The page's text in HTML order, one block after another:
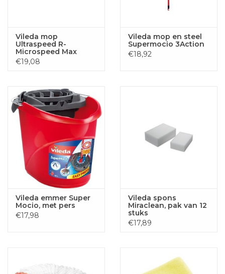
Vileda mop
Ultraspeed R-
Microspeed Max
€19,08
Vileda mop en steel
Supermocio 3Action
€18,92
Vileda emmer Super
Mocio, met pers
€17,98
Vileda spons
Miraclean, pak van 12
stuks
€17,89